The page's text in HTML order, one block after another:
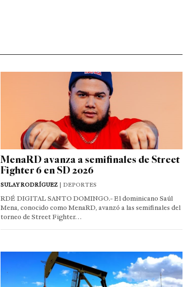
MenaRD avanza a semifinales de Street
Fighter 6 en SD 2026
SULAY RODRÍGUEZ| DEPORTES
RDÉ DIGITAL SANTO DOMINGO.- El dominicano Saúl
Mena, conocido como MenaRD, avanzó a las semifinales del
torneo de Street Fighter…